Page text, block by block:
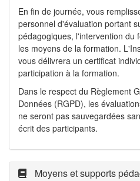
En fin de journée, vous
personnel d'évaluation portant
pédagogiques, l'intervention du
les moyens de la formation.
vous délivrera un certificat
participation à la formation.
Dans le respect du Règlement
Données (RGPD), les
ne seront pas sauvegardées
écrit des participants.
Moyens et supports